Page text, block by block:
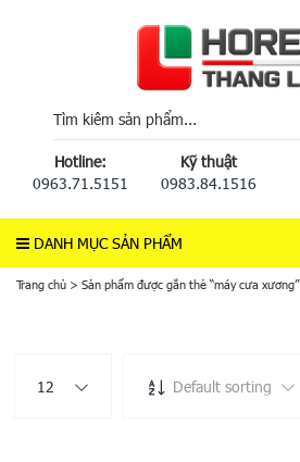
Hotline:
0963.71.5151
Kỹ thuật
0983.84.1516
DANH MỤC SẢN PHẨM
Trang chủ > Sản phẩm được gắn thẻ “máy cưa xương”
12 Default sorting